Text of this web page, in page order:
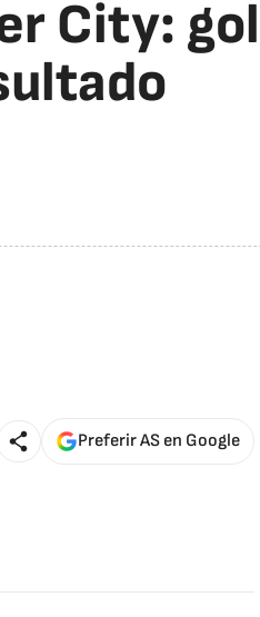
City:
Preferir AS en Google